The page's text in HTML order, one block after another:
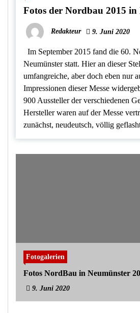
Fotos der Nordbau 2015 in
Redakteur 9. Juni 2020
Im September 2015 fand die 60.
Neumünster statt. Hier an dieser
umfangreiche, aber doch eben nur
Impressionen dieser Messe
900 Aussteller der verschiedenen
Hersteller waren auf der Messe
zunächst, neudeutsch, völlig
Fotogalerien
Fotos NordBau in Neumünster
9. Juni 2020